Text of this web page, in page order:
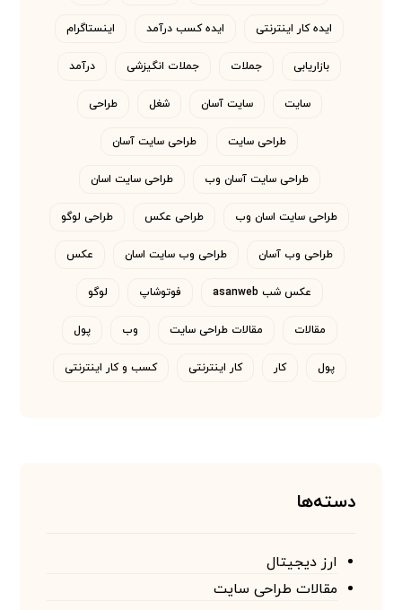
ایده کار اینترنتی ایده کسب درآمد اینستاگرام
بازاریابی جملات جملات انگیزشی درآمد
سایت سایت آسان شغل طراحی
طراحی سایت طراحی سایت آسان
طراحی سایت آسان وب طراحی سایت اسان
طراحی سایت اسان وب طراحی عکس طراحی لوگو
طراحی وب آسان طراحی وب سایت اسان عکس
عکس شب asanweb فوتوشاپ لوگو
مقالات مقالات طراحی سایت وب پول
پول کار کار اینترنتی کسب و کار اینترنتی
دسته‌ها
ارز دیجیتال
مقالات طراحی سایت